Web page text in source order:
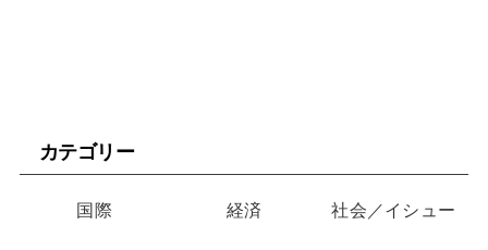
カテゴリー
国際 経済 社会／イシュー